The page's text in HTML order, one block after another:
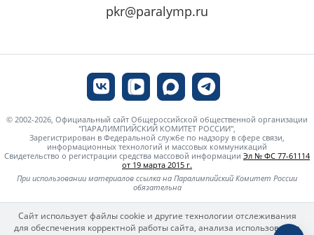
pkr@paralymp.ru
© 2002-2026, Официальный сайт Общероссийской общественной организации
"ПАРАЛИМПИЙСКИЙ КОМИТЕТ РОССИИ",
Зарегистрирован в Федеральной службе по надзору в сфере связи,
информационных технологий и массовых коммуникаций
Свидетельство о регистрации средства массовой информации Эл № ФС 77-61114
от 19 марта 2015 г.
При использовании материалов ссылка на Паралимпийский Комитет России
обязательна
Сайт использует файлы cookie и другие технологии отслеживания
для обеспечения корректной работы сайта, анализа использования